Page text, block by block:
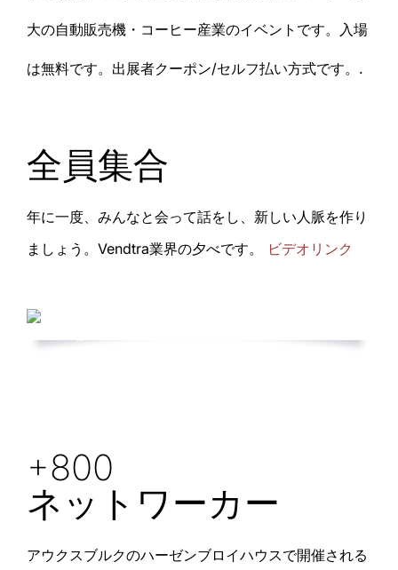
大の自動販売機・コーヒー産業のイベントです。入場
は無料です。出展者クーポン/セルフ払い方式です。.
全員集合
年に一度、みんなと会って話をし、新しい人脈を作り
ましょう。Vendtra業界の夕べです。
ビデオリンク
+800
ネットワーカー
アウクスブルクのハーゼンブロイハウスで開催される